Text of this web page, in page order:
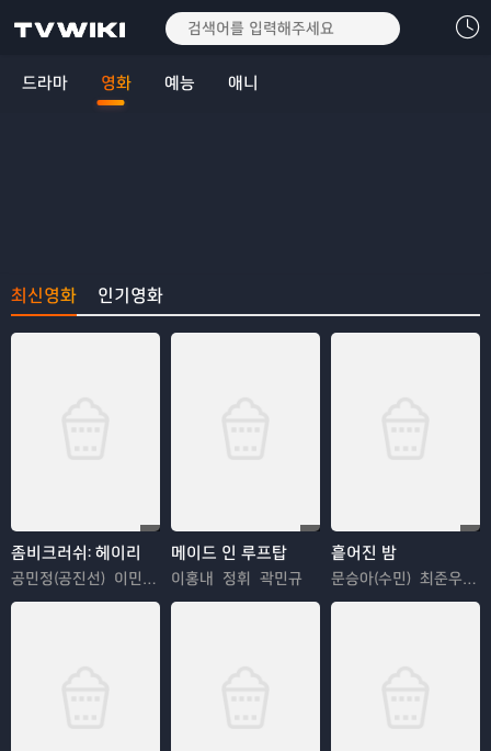
드라마 영화 예능 애니
최신영화 인기영화
좀비크러쉬: 헤이리
공민정(공진선) 이민지(민현아)
메이드 인 루프탑
이홍내 정휘 곽민규
흩어진 밤
문승아(수민) 최준우(진호)